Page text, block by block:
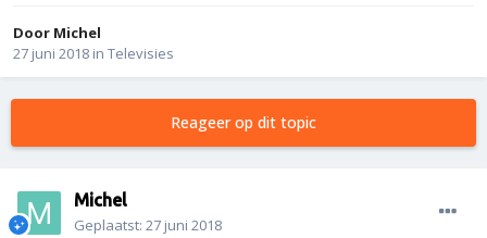
Door Michel
27 juni 2018 in Televisies
Reageer op dit topic
Michel
Geplaatst: 27 juni 2018